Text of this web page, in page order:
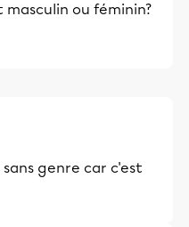
ou féminin?
genre car c'est